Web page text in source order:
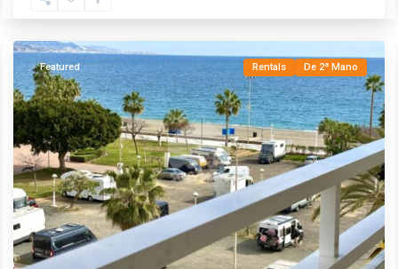
Vélez-
Málaga
Featured Rentals De 2ª Mano